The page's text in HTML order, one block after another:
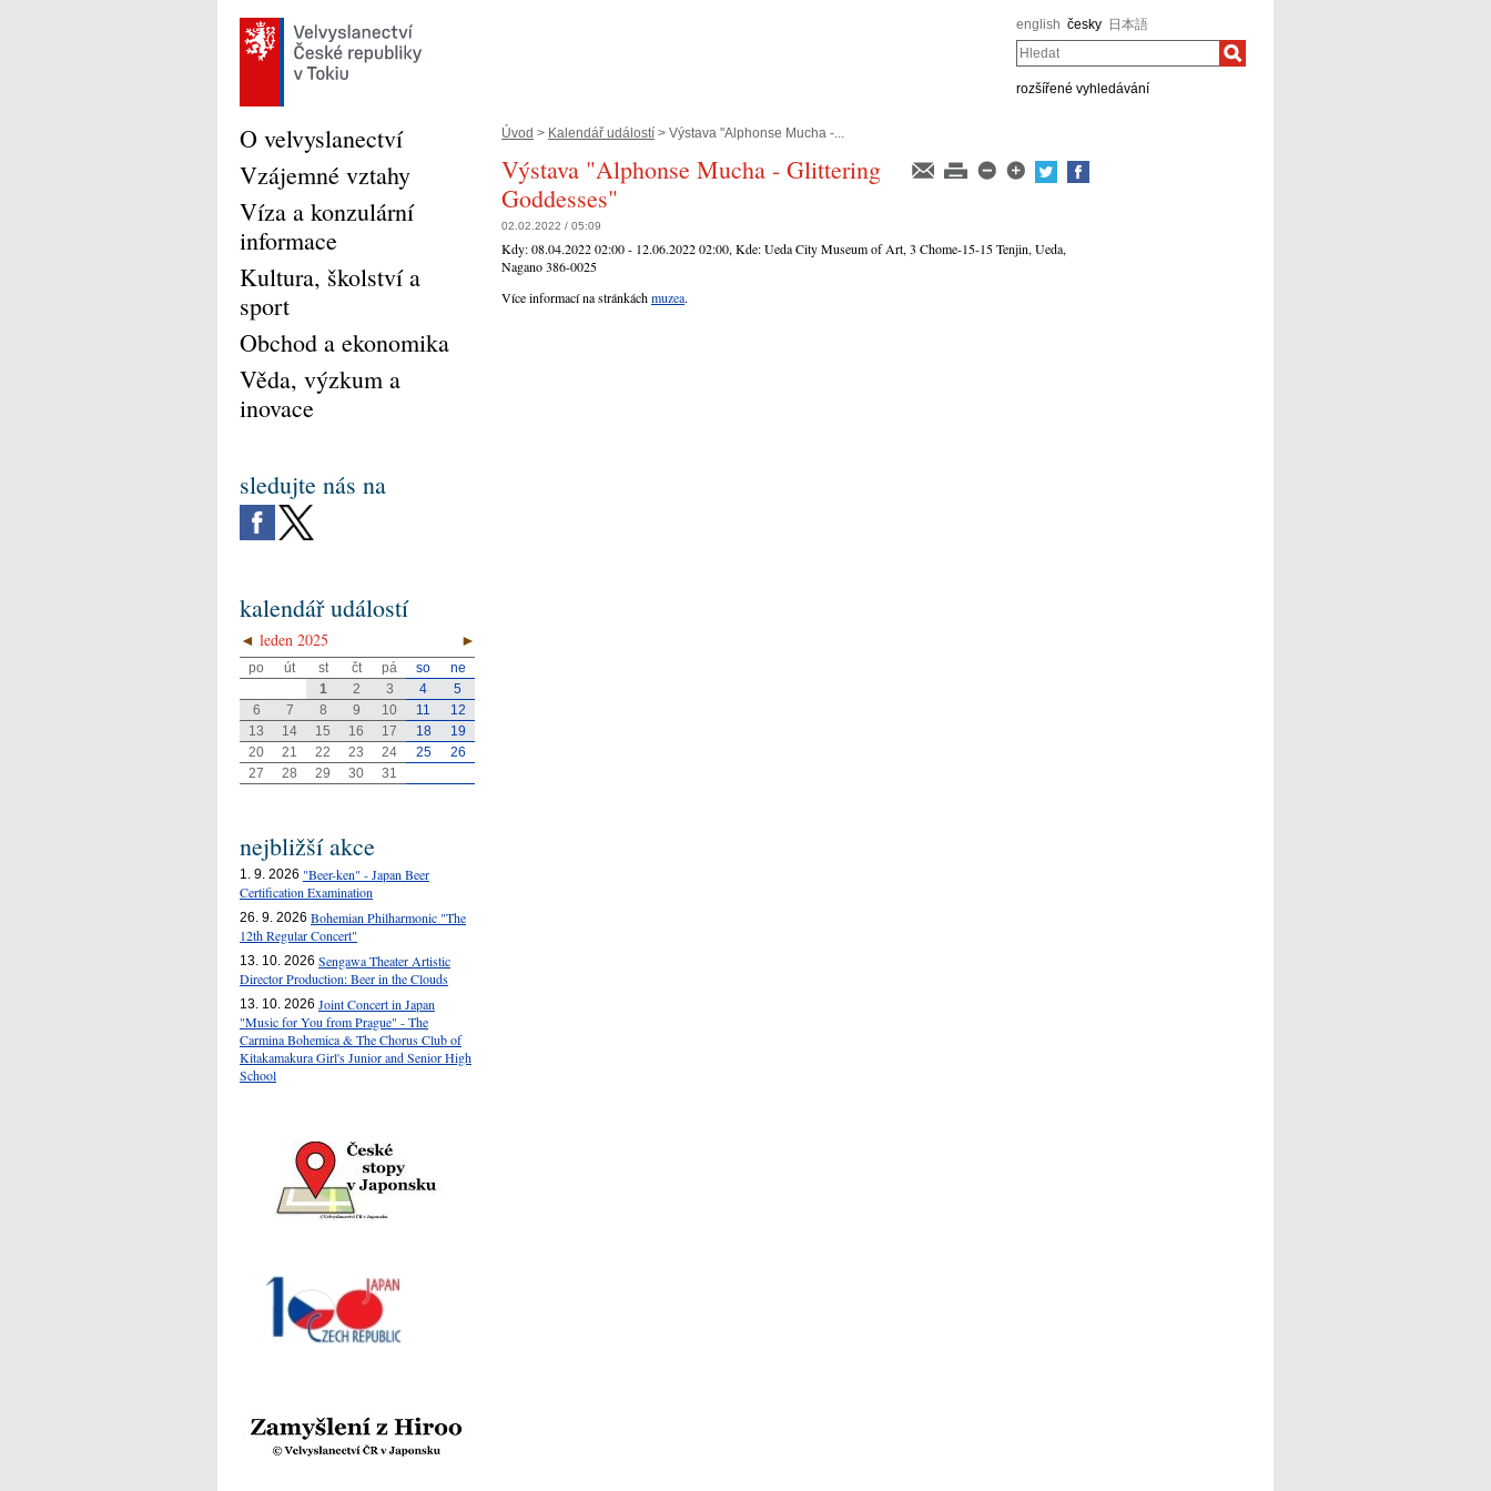
english česky 日本語
Hledat
rozšířené vyhledávání
Úvod > Kalendář událostí > Výstava "Alphonse Mucha -...
Výstava "Alphonse Mucha - Glittering
Goddesses"
02.02.2022 / 05:09
Kdy:08.04.2022 02:00 - 12.06.2022 02:00, Kde:Ueda City Museum of Art, 3 Chome-15-15 Tenjin, Ueda,
Nagano 386-0025
Více informací na stránkáchmuzea.
O velvyslanectví
Vzájemné vztahy
Víza a konzulární
informace
Kultura, školství a
sport
Obchod a ekonomika
Věda, výzkum a
inovace
sledujte nás na
kalendář událostí
◄ ►
leden 2025
po út st čt pá so
ne
1
2 3 4
5
6
7 8 9 10 11
12
13
14 15 16 17 18
19
20
21 22 23 24 25
26
27
28 29 30 31
nejbližší akce
1. 9. 2026 "Beer-ken" - Japan Beer
Certification Examination
26. 9. 2026 Bohemian Philharmonic "The
12th Regular Concert"
13. 10. 2026 Sengawa Theater Artistic
Director Production: Beer in the Clouds
13. 10. 2026 Joint Concert in Japan
"Music for You from Prague" - The
Carmina Bohemica & The Chorus Club of
Kitakamakura Girl's Junior and Senior High
School